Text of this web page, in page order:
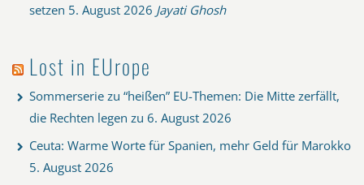
setzen 5. August 2026 Jayati Ghosh
Lost in EUrope
Sommerserie zu “heißen” EU-Themen: Die Mitte zerfällt,
die Rechten legen zu 6. August 2026
Ceuta: Warme Worte für Spanien, mehr Geld für Marokko
5. August 2026